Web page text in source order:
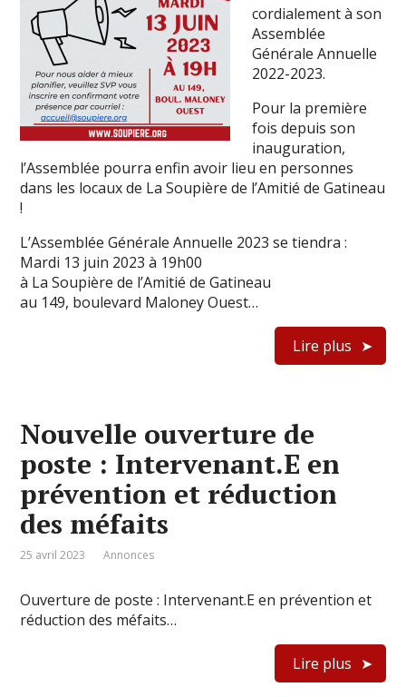
cordialement à son
Assemblée
Générale Annuelle
2022-2023.
Pour la première
fois depuis son
inauguration,
l’Assemblée pourra enfin avoir lieu en personnes
dans les locaux de La Soupière de l’Amitié de Gatineau
!
L’Assemblée Générale Annuelle 2023 se tiendra :
Mardi 13 juin 2023 à 19h00
à La Soupière de l’Amitié de Gatineau
au 149, boulevard Maloney Ouest…
Lire plus
Nouvelle ouverture de
poste : Intervenant.E en
prévention et réduction
des méfaits
25 avril 2023 Annonces
Ouverture de poste : Intervenant.E en prévention et
réduction des méfaits…
Lire plus